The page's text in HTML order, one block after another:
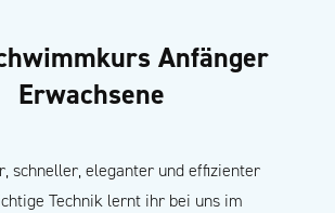
Anfänger
Erwachsene
schneller, eleganter und effizienter
Technik lernt ihr bei uns im